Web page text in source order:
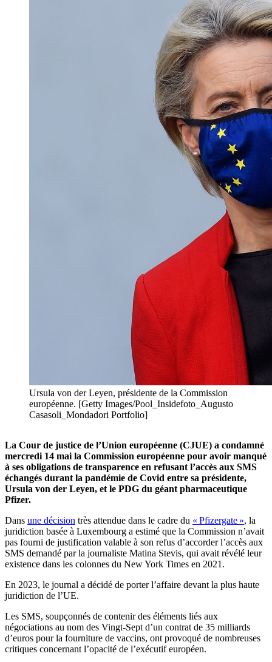
Ursula von der Leyen, présidente de la Commission
européenne. [Getty Images/Pool_Insidefoto_Augusto
Casasoli_Mondadori Portfolio]
La Cour de justice de l’Union européenne (CJUE) a condamné
mercredi 14 mai la Commission européenne pour avoir manqué
à ses obligations de transparence en refusant l’accès aux SMS
échangés durant la pandémie de Covid entre sa présidente,
Ursula von der Leyen, et le PDG du géant pharmaceutique
Pfizer.
Dans une décision très attendue dans le cadre du « Pfizergate », la
juridiction basée à Luxembourg a estimé que la Commission n’avait
pas fourni de justification valable à son refus d’accorder l’accès aux
SMS demandé par la journaliste Matina Stevis, qui avait révélé leur
existence dans les colonnes du New York Times en 2021.
En 2023, le journal a décidé de porter l’affaire devant la plus haute
juridiction de l’UE.
Les SMS, soupçonnés de contenir des éléments liés aux
négociations au nom des Vingt-Sept d’un contrat de 35 milliards
d’euros pour la fourniture de vaccins, ont provoqué de nombreuses
critiques concernant l’opacité de l’exécutif européen.